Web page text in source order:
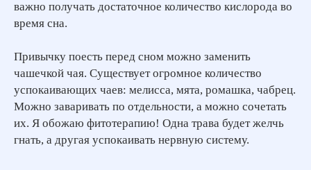
важно получать достаточное количество кислорода во
время сна.
Привычку поесть перед сном можно заменить
чашечкой чая. Существует огромное количество
успокаивающих чаев: мелисса, мята, ромашка, чабрец.
Можно заваривать по отдельности, а можно сочетать
их. Я обожаю фитотерапию! Одна трава будет желчь
гнать, а другая успокаивать нервную систему.